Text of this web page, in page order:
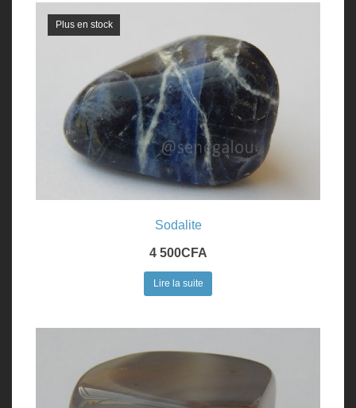
Plus en stock
Sodalite
4 500CFA
Lire la suite